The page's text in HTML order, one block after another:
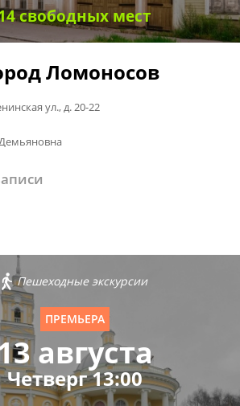
свободных мест
Ломоносов
ул., д. 20-22
Пешеходные экскурсии
ПРЕМЬЕРА
августа
Четверг 13:00